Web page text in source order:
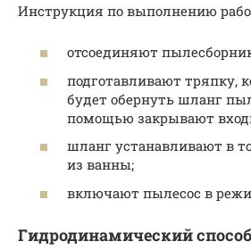
Инструкция по выполнению
отсоединяют
подготавливают тряпку,
будет обернуть шланг
помощью закрывают
шланг устанавливают в
из ванны;
включают пылесос в
Гидродинамический способ